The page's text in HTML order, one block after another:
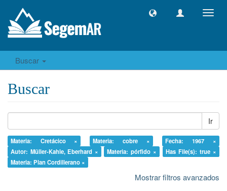
Buscar
Buscar
Ir
Materia: Cretácico × Materia: cobre ×
Fecha: 1967 ×
Autor: Müller-Kahle, Eberhard ×
Materia: pórfido ×
Has File(s): true ×
Materia: Plan Cordillerano ×
Mostrar filtros avanzados